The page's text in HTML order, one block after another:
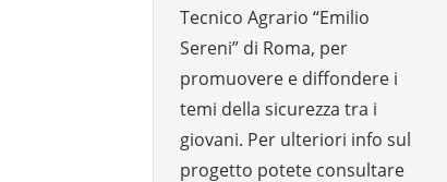
Tecnico Agrario “Emilio
Sereni” di Roma, per
promuovere e diffondere i
temi della sicurezza tra i
giovani. Per ulteriori info sul
progetto potete consultare